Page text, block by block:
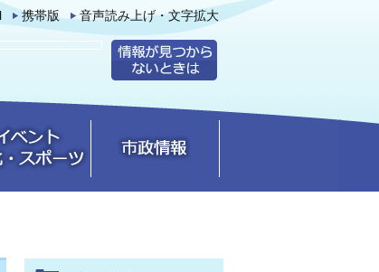
携帯版 音声読み上げ・文字拡大